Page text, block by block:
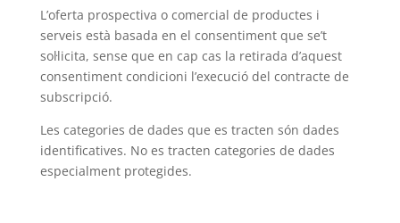
L’oferta prospectiva o comercial de productes i
serveis està basada en el consentiment que se’t
sol·licita, sense que en cap cas la retirada d’aquest
consentiment condicioni l’execució del contracte de
subscripció.
Les categories de dades que es tracten són dades
identificatives. No es tracten categories de dades
especialment protegides.